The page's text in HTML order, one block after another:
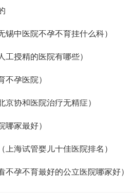
锡中医院不孕不育挂什么科）
工授精的医院有哪些）
不孕医院）
京协和医院治疗无精症）
哪家最好）
上海试管婴儿十佳医院排名）
不孕不育最好的公立医院哪家好）